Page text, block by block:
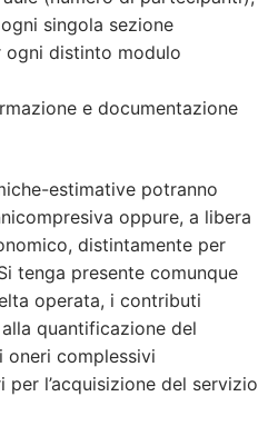
singola sezione
distinto modulo
e documentazione
estimative potranno
oppure, a libera
distintamente per
tenga presente comunque
operata, i contributi
quantificazione del
oneri complessivi
per l’acquisizione del servizio